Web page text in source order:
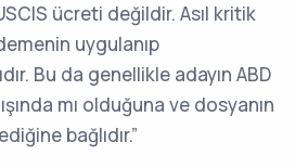
ücreti değildir. Asıl kritik
uygulanıp
Bu da genellikle adayın ABD
mı olduğuna ve dosyanın
bağlıdır.”